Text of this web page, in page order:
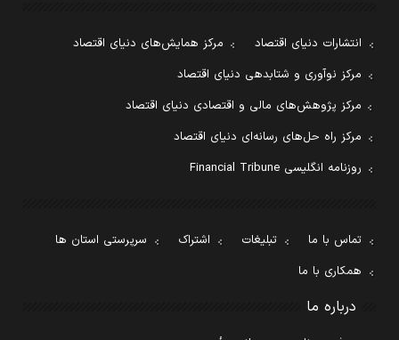
انتشارات دنیای اقتصاد
مرکز همایش‌های دنیای اقتصاد
مرکز نوآوری و شتابدهی دنیای اقتصاد
مرکز پژوهش‌های مالی و اقتصادی دنیای اقتصاد
مرکز راه حل‌های رسانه‌ای دنیای اقتصاد
روزنامه انگلیسی Financial Tribune
تماس با ما تبلیغات اشتراک
سرپرستی استان ها
همکاری با ما
درباره ما